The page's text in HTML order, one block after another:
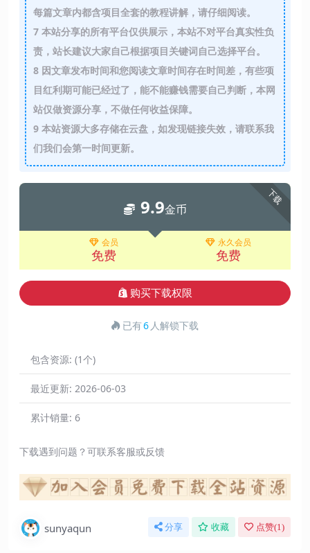
每篇文章内都含项目全套的教程讲解，请仔细阅读。
7本站分享的所有平台仅供展示，本站不对平台真实性负
责，站长建议大家自己根据项目关键词自己选择平台。
8因文章发布时间和您阅读文章时间存在时间差，有些项
目红利期可能已经过了，能不能赚钱需要自己判断，本网
站仅做资源分享，不做任何收益保障。
9本站资源大多存储在云盘，如发现链接失效，请联系我
们我们会第一时间更新。
下载
9.9金币
会员
免费
永久会员
免费
购买下载权限
已有6 人解锁下载
包含资源: (1个)
最近更新: 2026-06-03
累计销量: 6
下载遇到问题？可联系客服或反馈
sunyaqun 分享 收藏 点赞(1)